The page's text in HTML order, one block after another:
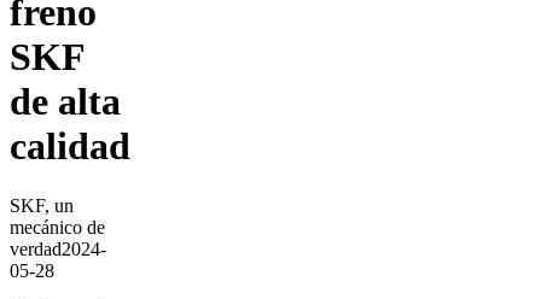
freno
SKF
de alta
calidad
SKF, un
mecánico de
verdad2024-
05-28